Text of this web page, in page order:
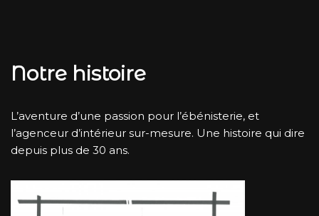
Notre histoire
L’aventure d’une passion pour l’ébénisterie, et
l’agenceur d’intérieur sur-mesure. Une histoire qui dire
depuis plus de 30 ans.